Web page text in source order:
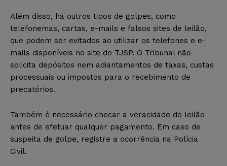
Além disso, há outros tipos de golpes, como
telefonemas, cartas, e-mails e falsos sites de leilão,
que podem ser evitados ao utilizar os telefones e e-
mails disponíveis no site do TJSP. O Tribunal não
solicita depósitos nem adiantamentos de taxas, custas
processuais ou impostos para o recebimento de
precatórios.
Também é necessário checar a veracidade do leilão
antes de efetuar qualquer pagamento. Em caso de
suspeita de golpe, registre a ocorrência na Polícia
Civil.